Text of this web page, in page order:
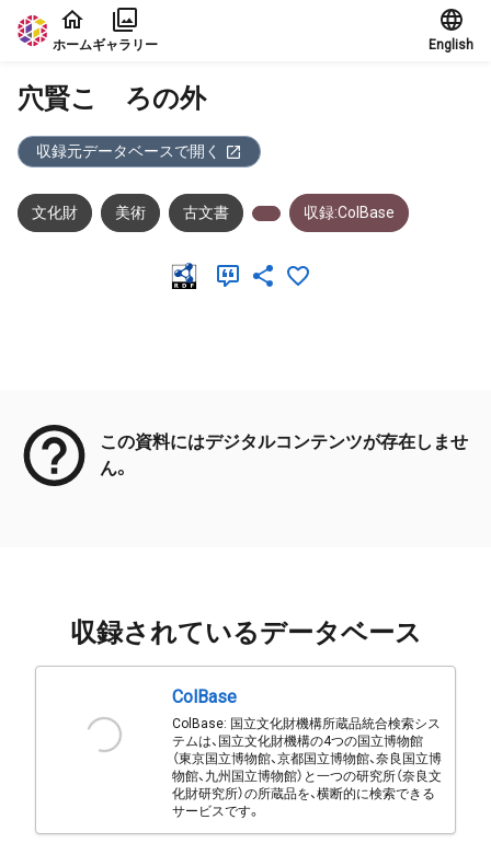
本文に飛ぶ
ホームギャラリー English
穴賢こゝろの外
収録元データベースで開く
文化財 美術 古文書 収録:ColBase
この資料にはデジタルコンテンツが存在しませ
ん。
収録されているデータベース
ColBase
ColBase: 国立文化財機構所蔵品統合検索シス
テムは、国立文化財機構の4つの国立博物館
（東京国立博物館、京都国立博物館、奈良国立博
物館、九州国立博物館）と一つの研究所（奈良文
化財研究所）の所蔵品を、横断的に検索できる
サービスです。